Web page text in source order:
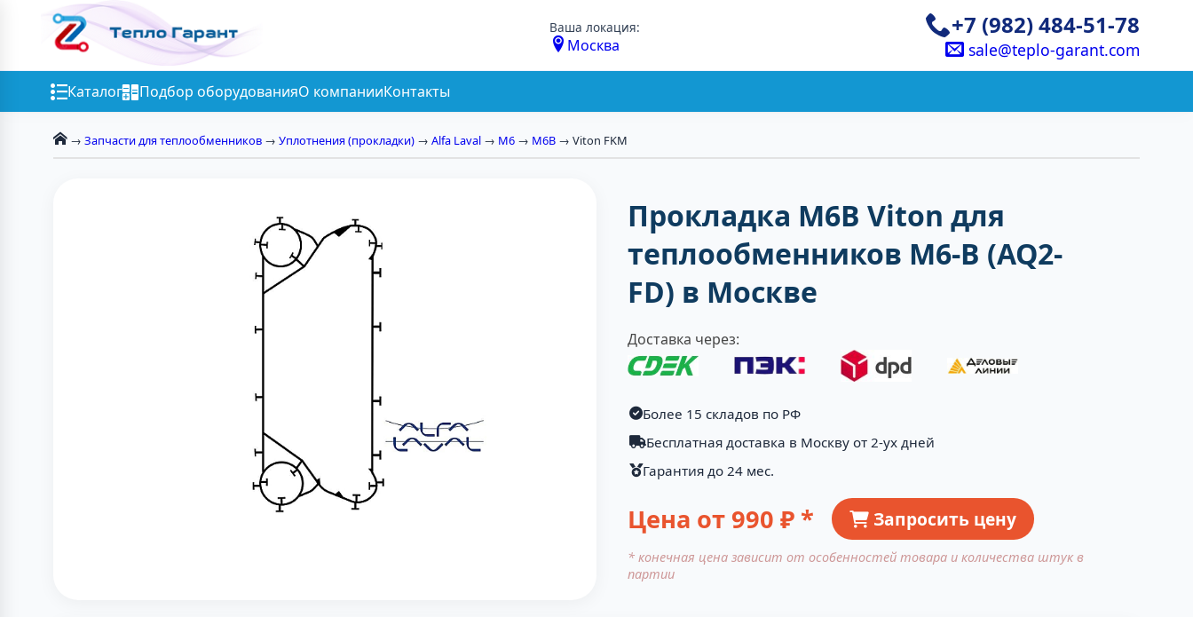
Ваша локация:
Москва
+7 (982) 484-51-78
sale@teplo-garant.com
Каталог Подбор оборудованияО компанииКонтакты
→ Запчасти для теплообменников → Уплотнения (прокладки) → Alfa Laval → М6 → M6B → Viton FKM
Прокладка M6B Viton для
теплообменников M6-B (AQ2-
FD) в Москве
Доставка через:
Более 15 складов по РФ
Бесплатная доставка в Москву от 2-ух дней
Гарантия до 24 мес.
Цена от 990 ₽ * Запросить цену
* конечная цена зависит от особенностей товара и количества штук в
партии